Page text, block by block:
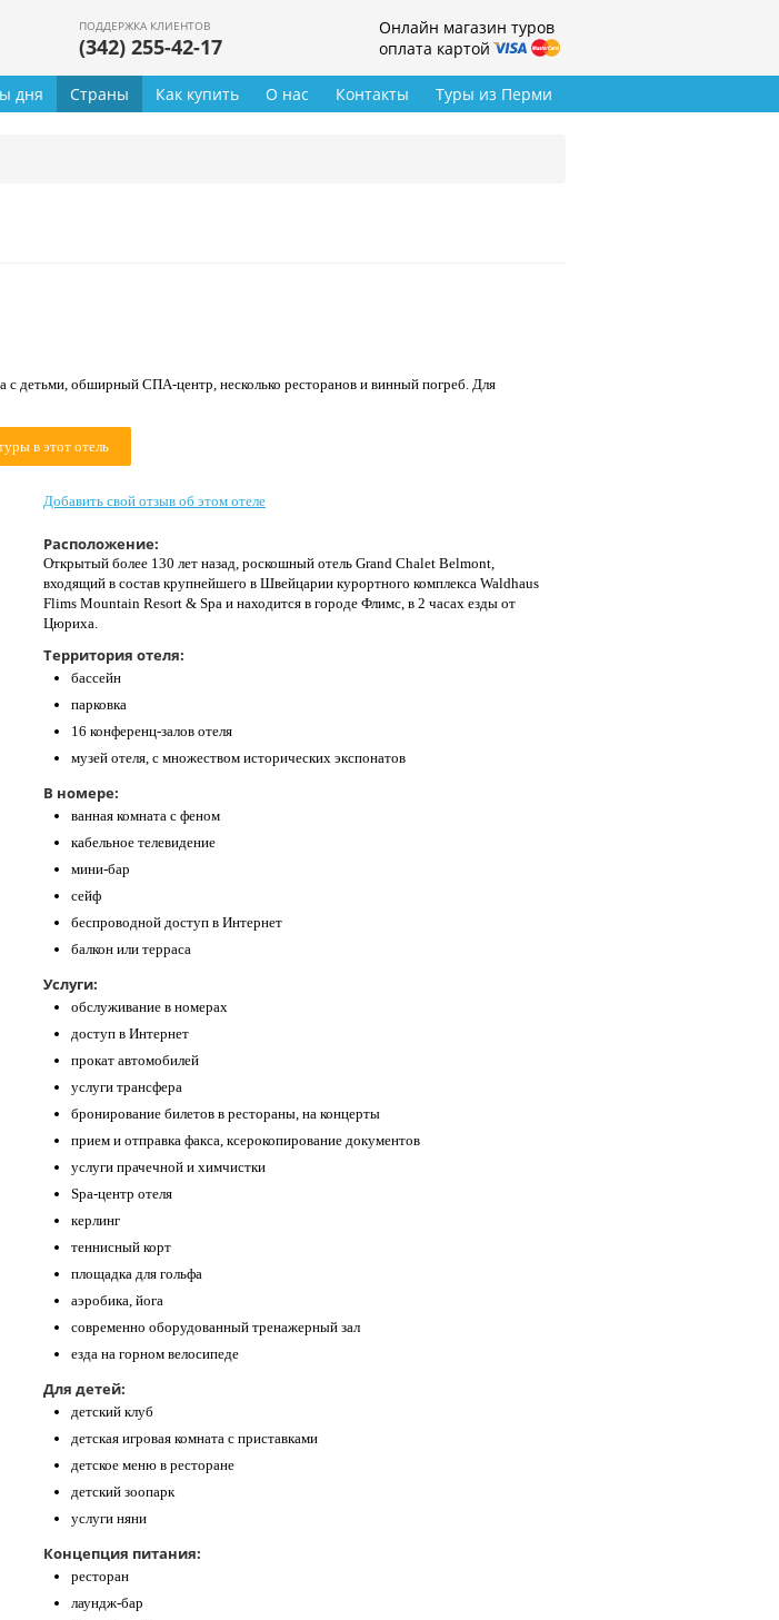
ПОДДЕРЖКА КЛИЕНТОВ
(342) 255-42-17
Онлайн магазин туров
оплата картой
Туры из Перми
дня Страны Как купить О нас Контакты
с детьми, обширный СПА-центр, несколько ресторанов и винный погреб. Для
в этот отель
Добавить свой отзыв об этом отеле
Расположение:
Открытый более 130 лет назад, роскошный отель Grand Chalet Belmont,
входящий в состав крупнейшего в Швейцарии курортного комплекса Waldhaus
Flims Mountain Resort & Spa и находится в городе Флимс, в 2 часах езды от
Цюриха.
Территория отеля:
бассейн
парковка
16 конференц-залов отеля
музей отеля, с множеством исторических экспонатов
В номере:
ванная комната с феном
кабельное телевидение
мини-бар
сейф
беспроводной доступ в Интернет
балкон или терраса
Услуги:
обслуживание в номерах
доступ в Интернет
прокат автомобилей
услуги трансфера
бронирование билетов в рестораны, на концерты
прием и отправка факса, ксерокопирование документов
услуги прачечной и химчистки
Spa-центр отеля
керлинг
теннисный корт
площадка для гольфа
аэробика, йога
современно оборудованный тренажерный зал
езда на горном велосипеде
Для детей:
детский клуб
детская игровая комната с приставками
детское меню в ресторане
детский зоопарк
услуги няни
Концепция питания:
ресторан
лаундж-бар